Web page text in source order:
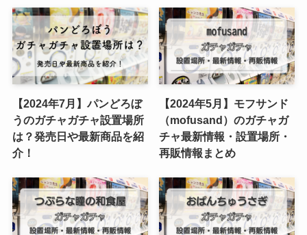
【2024年7月】パンどろぼ
うのガチャガチャ設置場所
は？発売日や最新商品を紹
介！
【2024年5月】モフサンド
（mofusand）のガチャガ
チャ最新情報・設置場所・
再販情報まとめ